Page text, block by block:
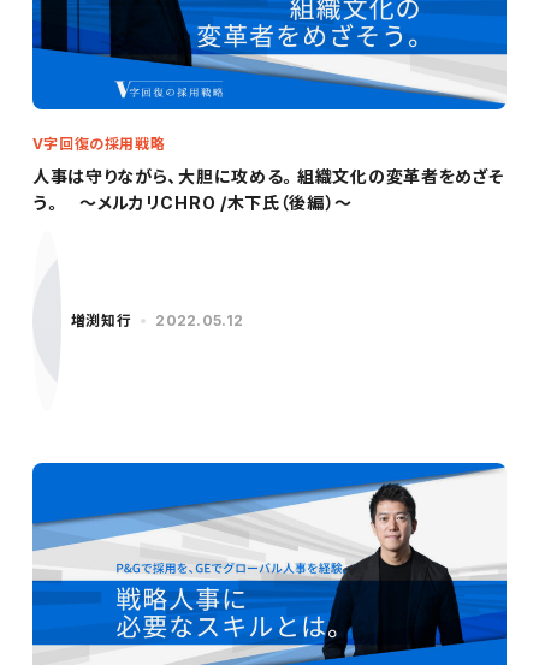
人事は守りながら、大胆に攻める。組織文化の変革者をめざそ
う。 ～メルカリCHRO /木下氏（後編）～
V字回復の採用戦略
増渕知行 2022.05.12